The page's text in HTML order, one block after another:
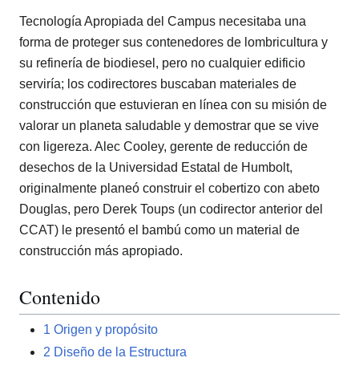
Tecnología Apropiada del Campus necesitaba una
forma de proteger sus contenedores de lombricultura y
su refinería de biodiesel, pero no cualquier edificio
serviría; los codirectores buscaban materiales de
construcción que estuvieran en línea con su misión de
valorar un planeta saludable y demostrar que se vive
con ligereza. Alec Cooley, gerente de reducción de
desechos de la Universidad Estatal de Humbolt,
originalmente planeó construir el cobertizo con abeto
Douglas, pero Derek Toups (un codirector anterior del
CCAT) le presentó el bambú como un material de
construcción más apropiado.
Contenido
1 Origen y propósito
2 Diseño de la Estructura